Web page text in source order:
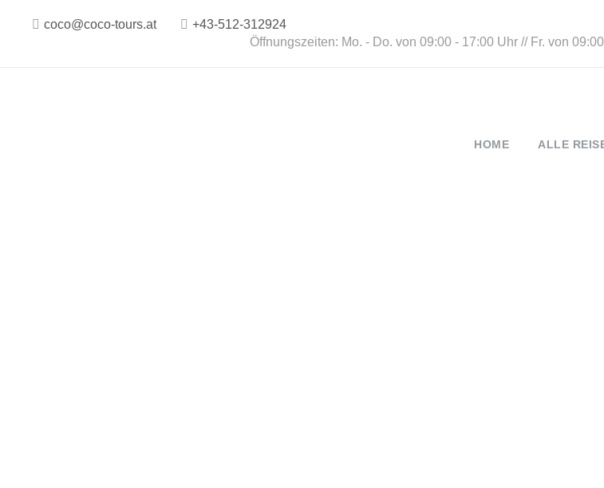
coco@coco-tours.at
+43-512-312924
Öffnungszeiten: Mo. - Do. von 09:00 - 17:00 Uhr // Fr. von
HOME ALLE